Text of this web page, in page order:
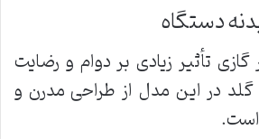
دستگاه
تأثیر زیادی بر دوام و رضایت
گلد در این مدل از طراحی مدرن و
است.